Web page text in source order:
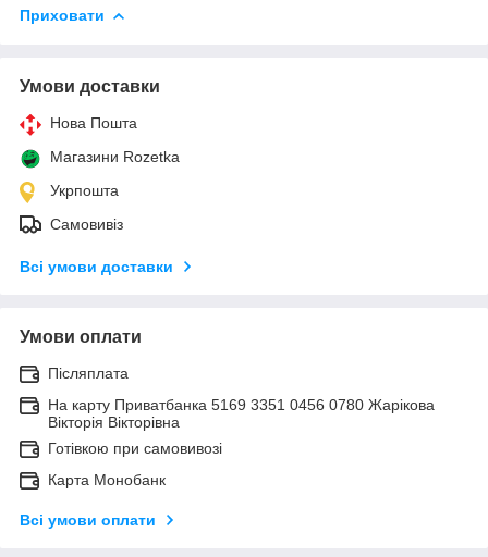
Приховати
Умови доставки
Нова Пошта
Магазини Rozetka
Укрпошта
Самовивіз
Всі умови доставки
Умови оплати
Післяплата
На карту Приватбанка 5169 3351 0456 0780 Жарікова
Вікторія Вікторівна
Готівкою при самовивозі
Карта Монобанк
Всі умови оплати